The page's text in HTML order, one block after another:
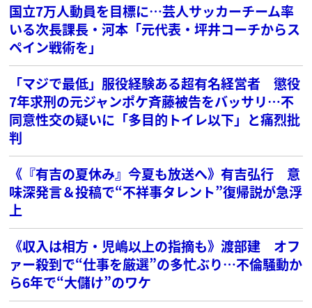
国立7万人動員を目標に…芸人サッカーチーム率
いる次長課長・河本「元代表・坪井コーチからス
ペイン戦術を」
「マジで最低」服役経験ある超有名経営者 懲役
7年求刑の元ジャンポケ斉藤被告をバッサリ…不
同意性交の疑いに「多目的トイレ以下」と痛烈批
判
《『有吉の夏休み』今夏も放送へ》有吉弘行 意
味深発言＆投稿で“不祥事タレント”復帰説が急浮
上
《収入は相方・児嶋以上の指摘も》渡部建 オフ
ァー殺到で“仕事を厳選”の多忙ぶり…不倫騒動か
ら6年で“大儲け”のワケ